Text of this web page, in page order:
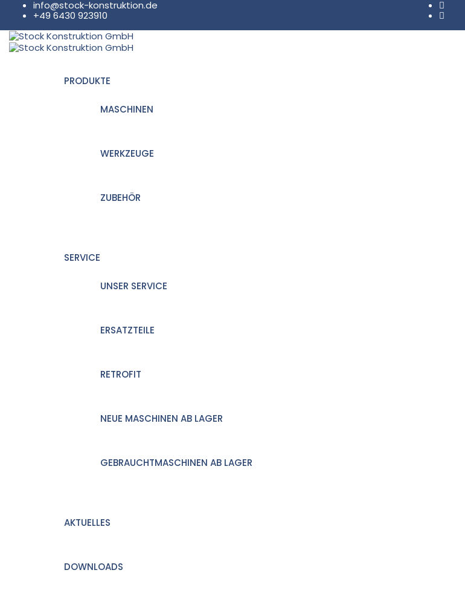
info@stock-konstruktion.de
+49 6430 923910
PRODUKTE
MASCHINEN
WERKZEUGE
ZUBEHÖR
SERVICE
UNSER SERVICE
ERSATZTEILE
RETROFIT
NEUE MASCHINEN AB LAGER
GEBRAUCHTMASCHINEN AB LAGER
AKTUELLES
DOWNLOADS